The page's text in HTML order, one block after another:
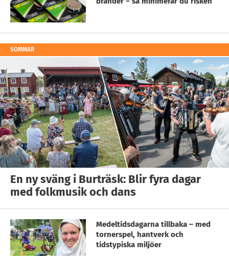
SOMMAR
En ny sväng i Burträsk: Blir fyra dagar
med folkmusik och dans
Medeltidsdagarna tillbaka – med
tornerspel, hantverk och
tidstypiska miljöer